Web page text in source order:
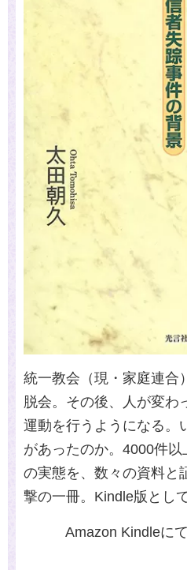
統一教会（現・家庭連合
脱会。その後、人が変わ
運動を行うようになる。
があったのか。4000件以
の実態を、数々の資料と
撃の一冊。Kindle版とし
Amazon Kindleに